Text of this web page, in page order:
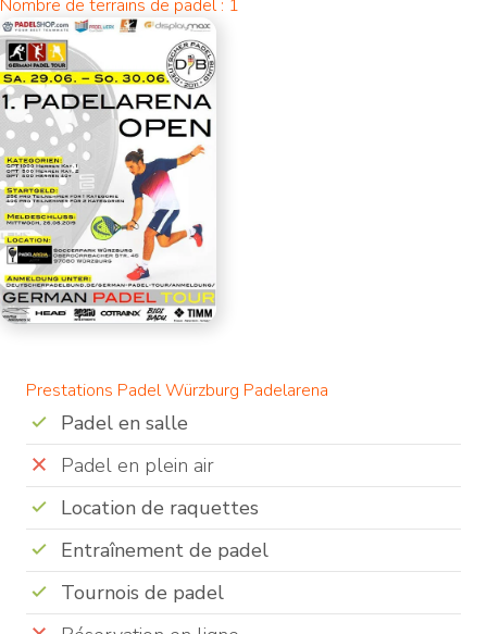
Nombre de terrains de padel : 1
Prestations Padel Würzburg Padelarena
Padel en salle
Padel en plein air
Location de raquettes
Entraînement de padel
Tournois de padel